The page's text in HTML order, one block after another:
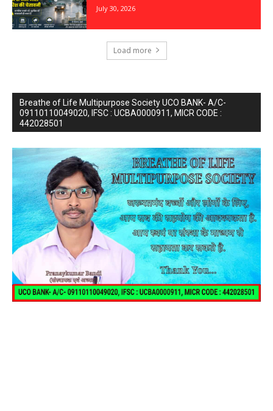
July 30, 2026
Load more